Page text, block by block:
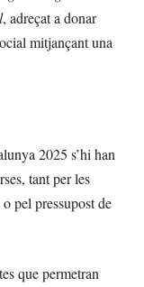
, adreçat a donar
mitjançant una
2025 s’hi han
tant per les
pel pressupost de
que permetran